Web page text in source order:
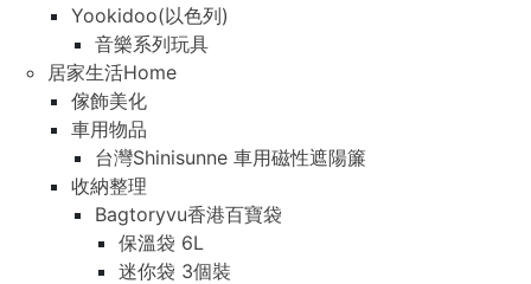
Yookidoo(以色列)
音樂系列玩具
居家生活Home
傢飾美化
車用物品
台灣Shinisunne 車用磁性遮陽簾
收納整理
Bagtoryvu香港百寶袋
保溫袋 6L
迷你袋 3個裝